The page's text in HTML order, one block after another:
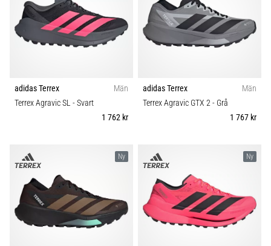
och
efter
löpning
alla
löpare
livet,
oavsett
om
du
Färg
Pris
Typ av löpning
Säsong
Komfort och dämpning
adidas Terrex
Män
Terrex Agravic SL - Svart
1 762 kr
adidas Terrex
Män
Terrex Agravic GTX 2- Grå
1 767 kr
Ny Ny